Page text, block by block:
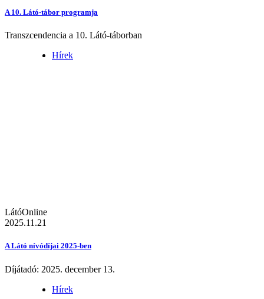
A 10. Látó-tábor programja
Transzcendencia a 10. Látó-táborban
Hírek
LátóOnline
2025.11.21
A Látó nívódíjai 2025-ben
Díjátadó: 2025. december 13.
Hírek